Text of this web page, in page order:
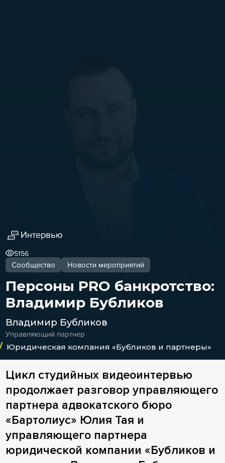
Интервью
Сообщество Новости мероприятий
5156
Персоны PRO банкротство:
Владимир Бубликов
Владимир Бубликов
Управляющий партнер
Юридическая компания «Бубликов и партнеры»
Цикл студийных видеоинтервью
продолжает разговор управляющего
партнера адвокатского бюро
«Бартолиус» Юлия Тая и
управляющего партнера
юридической компании «Бубликов и